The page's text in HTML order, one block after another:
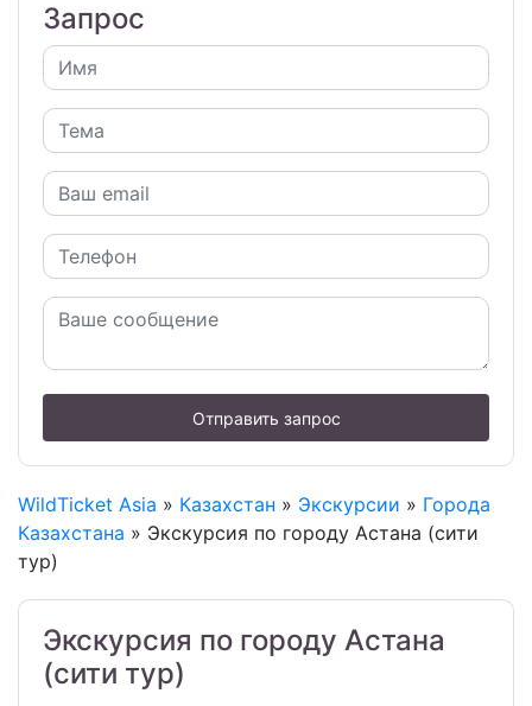
Запрос
Отправить запрос
WildTicket Asia » Казахстан » Экскурсии » Города
Казахстана » Экскурсия по городу Астана (сити
тур)
Экскурсия по городу Астана
(сити тур)